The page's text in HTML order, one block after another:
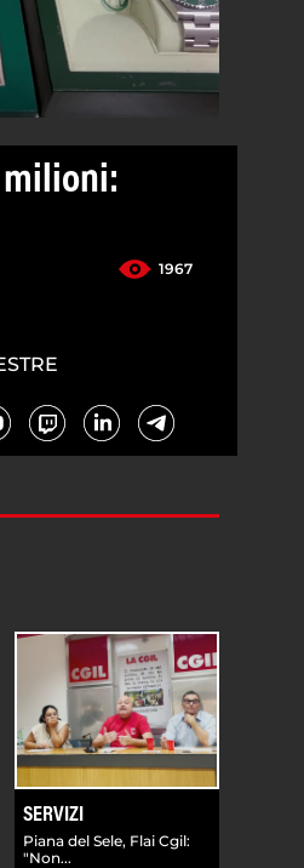
milioni:
1967
SERVIZI
Piana del Sele, Flai Cgil:
"Non...